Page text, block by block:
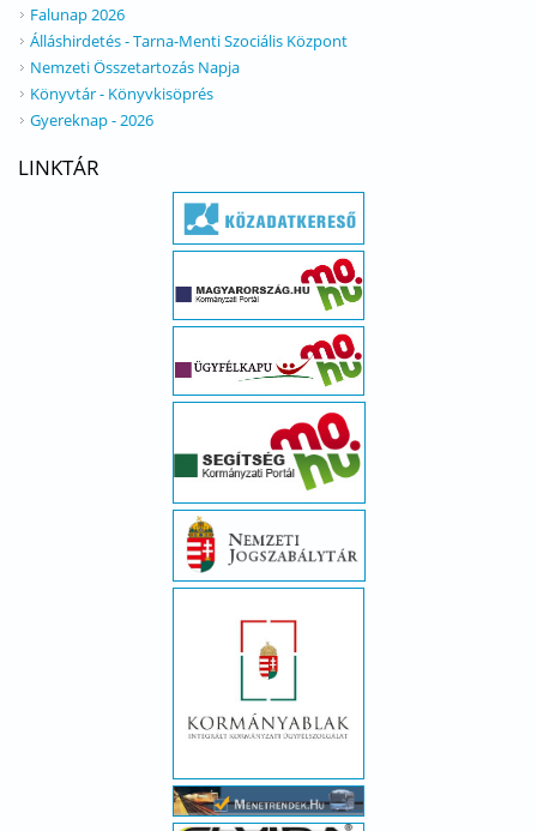
Falunap 2026
Álláshirdetés - Tarna-Menti Szociális Központ
Nemzeti Összetartozás Napja
Könyvtár - Könyvkisöprés
Gyereknap - 2026
LINKTÁR